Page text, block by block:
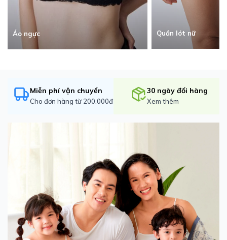
Áo ngực Quần lót nữ
Miễn phí vận chuyển
Cho đơn hàng từ 200.000đ
30 ngày đổi hàng
Xem thêm